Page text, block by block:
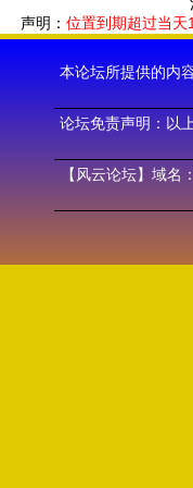
声明： 位置到期超过当天
本论坛所提供的内
论坛免责声明：以
【风云论坛】域